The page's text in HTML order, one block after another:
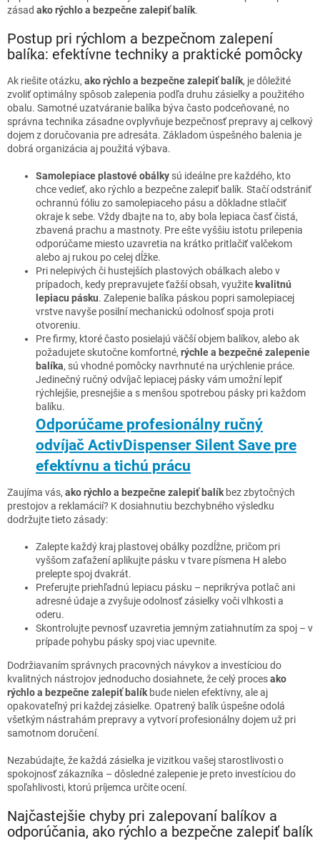
zásad ako rýchlo a bezpečne zalepiť balík.
Postup pri rýchlom a bezpečnom zalepení
balíka: efektívne techniky a praktické pomôcky
Ak riešite otázku, ako rýchlo a bezpečne zalepiť balík, je dôležité
zvoliť optimálny spôsob zalepenia podľa druhu zásielky a použitého
obalu. Samotné uzatváranie balíka býva často podceňované, no
správna technika zásadne ovplyvňuje bezpečnosť prepravy aj celkový
dojem z doručovania pre adresáta. Základom úspešného balenia je
dobrá organizácia aj použitá výbava.
Samolepiace plastové obálky sú ideálne pre každého, kto
chce vedieť, ako rýchlo a bezpečne zalepiť balík. Stačí odstrániť
ochrannú fóliu zo samolepiaceho pásu a dôkladne stlačiť
okraje k sebe. Vždy dbajte na to, aby bola lepiaca časť čistá,
zbavená prachu a mastnoty. Pre ešte vyššiu istotu prilepenia
odporúčame miesto uzavretia na krátko pritlačiť valčekom
alebo aj rukou po celej dĺžke.
Pri nelepivých či hustejších plastových obálkach alebo v
prípadoch, kedy prepravujete ťažší obsah, využite kvalitnú
lepiacu pásku. Zalepenie balíka páskou popri samolepiacej
vrstve navyše posilní mechanickú odolnosť spoja proti
otvoreniu.
Pre firmy, ktoré často posielajú väčší objem balíkov, alebo ak
požadujete skutočne komfortné, rýchle a bezpečné zalepenie
balíka, sú vhodné pomôcky navrhnuté na urýchlenie práce.
Jedinečný ručný odvíjač lepiacej pásky vám umožní lepiť
rýchlejšie, presnejšie a s menšou spotrebou pásky pri každom
balíku.
Odporúčame profesionálny ručný
odvíjač ActivDispenser Silent Save pre
efektívnu a tichú prácu
Zaujíma vás, ako rýchlo a bezpečne zalepiť balík bez zbytočných
prestojov a reklamácií? K dosiahnutiu bezchybného výsledku
dodržujte tieto zásady:
Zalepte každý kraj plastovej obálky pozdĺžne, pričom pri
vyššom zaťažení aplikujte pásku v tvare písmena H alebo
prelepte spoj dvakrát.
Preferujte priehľadnú lepiacu pásku – neprikrýva potlač ani
adresné údaje a zvyšuje odolnosť zásielky voči vlhkosti a
oderu.
Skontrolujte pevnosť uzavretia jemným zatiahnutím za spoj – v
prípade pohybu pásky spoj viac upevnite.
Dodržiavaním správnych pracovných návykov a investíciou do
kvalitných nástrojov jednoducho dosiahnete, že celý procesako
rýchlo a bezpečne zalepiť balík bude nielen efektívny, ale aj
opakovateľný pri každej zásielke. Opatrený balík úspešne odolá
všetkým nástrahám prepravy a vytvorí profesionálny dojem už pri
samotnom doručení.
Nezabúdajte, že každá zásielka je vizitkou vašej starostlivosti o
spokojnosť zákazníka – dôsledné zalepenie je preto investíciou do
spoľahlivosti, ktorú príjemca určite ocení.
Najčastejšie chyby pri zalepovaní balíkov a
odporúčania, ako rýchlo a bezpečne zalepiť balík